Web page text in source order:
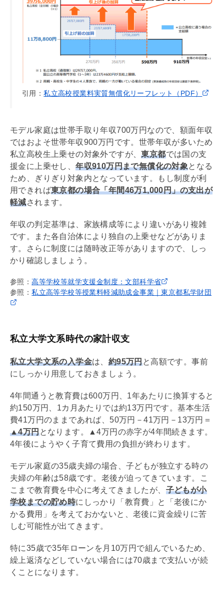
引用：私立高校授業料実質無償化リーフレット（PDF）
モデル家庭は世帯手取り年収700万円なので、額面年収
ではおよそ世帯年収900万円です。世帯年収が多いため
私立高校生上乗せの対象外ですが、東京都では国の支
援金に上乗せし、年収910万円まで無償化の対象となる
ため、ぎりぎり対象内となっています。もし制度が利
用できれば東京都の場合「年間46万1,000円」の支出が
軽減されます。
年収の判定基準は、家族構成等により違いがあり複雑
です。また各自治体により独自の上乗せなどがありま
す。さらに制度には随時改正等がありますので、しっ
かり確認しましょう。
参照：高等学校等就学支援金制度：文部科学省
参照：私立高等学校等授業料軽減助成金事業｜東京都私学財団
私立大学文系時代の家計収支
私立大学文系の入学金は、 約95万円と高額です。事前
にしっかり用意しておきましょう。
4年間通うと教育費は600万円、1年あたりに換算すると
約150万円、1カ月あたりでは約13万円です。基本生活
費41万円のままであれば、50万円－41万円－13万円＝
▲4万円となります。▲4万円の赤字が4年間続きます。
4年後にようやく子育て費用の負担が終わります。
モデル家庭の35歳夫婦の場合、子どもが独立する時の
夫婦の年齢は58歳です。老後が迫ってきています。こ
こまで教育費を中心に考えてきましたが、 子どもが小
学校までの貯め時にしっかり「教育費」と「老後にか
かる費用」を考えておかないと、老後に資金繰りに苦
しむ可能性が出てきます。
特に35歳で35年ローンを月10万円で組んでいるため、
繰上返済などしていない場合には70歳まで支払いが続
くことになります。